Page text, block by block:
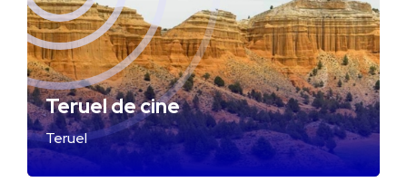
Teruel de cine
Teruel